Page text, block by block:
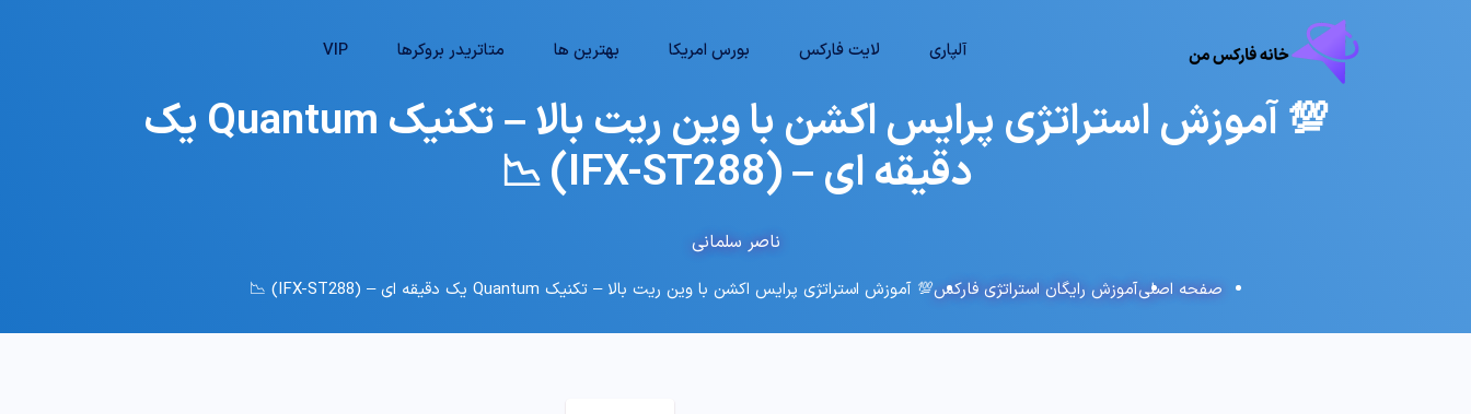
آلپاری لایت فارکس بورس امریکا بهترین ها متاتریدر بروکرها VIP
💯 آموزش استراتژی پرایس اکشن با وین ریت بالا – تکنیک Quantum یک
دقیقه ای – (IFX-ST288) 📉
ناصر سلمانی
صفحه اصلیآموزش رایگان استراتژی فارکس💯 آموزش استراتژی پرایس اکشن با وین ریت بالا – تکنیک Quantum یک دقیقه ای – (IFX-ST288) 📉